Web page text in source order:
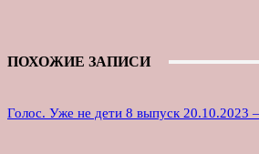
ПОХОЖИЕ ЗАПИСИ
Голос. Уже не дети 8 выпуск 20.10.2023